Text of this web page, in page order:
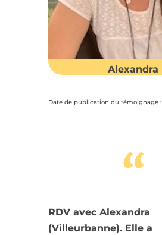
Alexandra
Date de publication du témoignage :
“
RDV avec Alexandra
(Villeurbanne). Elle a